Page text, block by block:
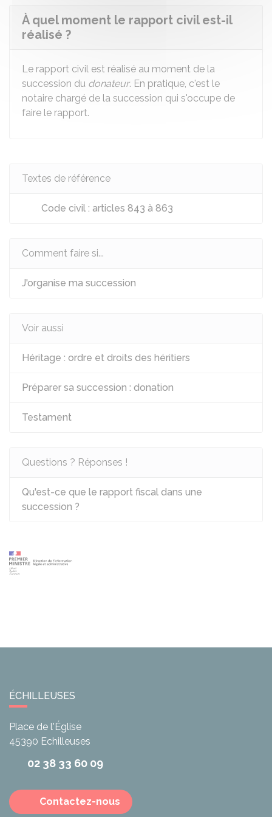
À quel moment le rapport civil est-il
réalisé ?
Le rapport civil est réalisé au moment de la
succession du donateur. En pratique, c'est le
notaire chargé de la succession qui s'occupe de
faire le rapport.
Textes de référence
Code civil : articles 843 à 863
Comment faire si...
J'organise ma succession
Voir aussi
Héritage : ordre et droits des héritiers
Préparer sa succession : donation
Testament
Questions ? Réponses !
Qu'est-ce que le rapport fiscal dans une
succession ?
ÉCHILLEUSES
Place de l'Église
45390 Echilleuses
02 38 33 60 09
Contactez-nous